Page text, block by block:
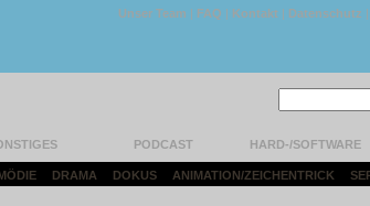
Unser Team | FAQ | Kontakt | Datenschutz |
PODCAST HARD-/SOFTWARE
DRAMA DOKUS ANIMATION/ZEICHENTRICK